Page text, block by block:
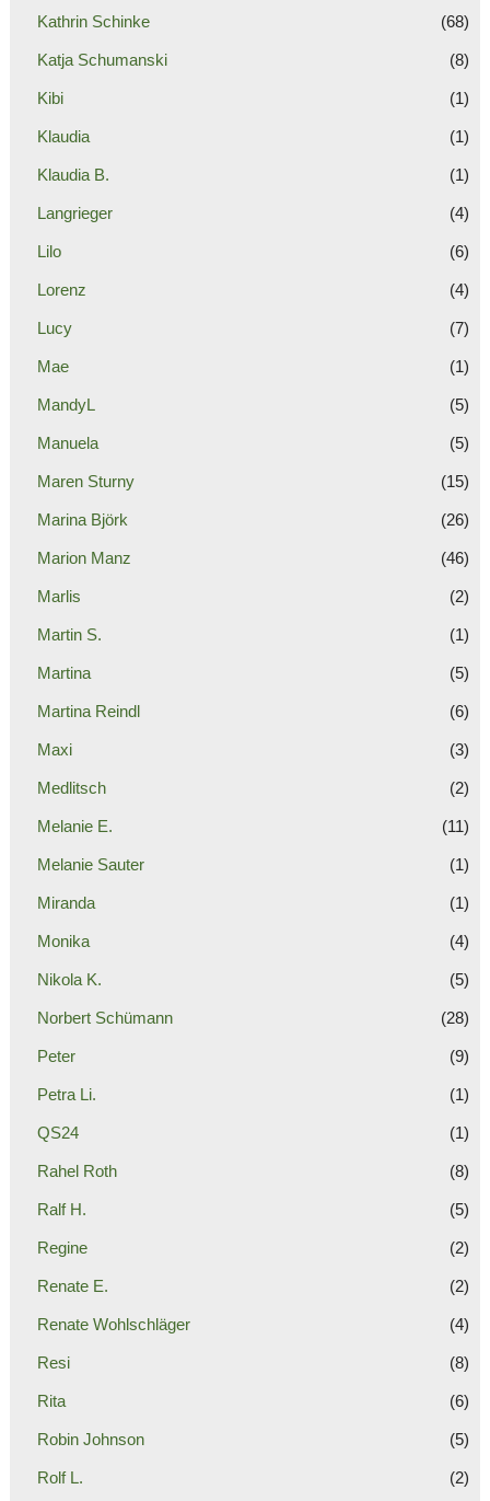
Kathrin Schinke (68)
Katja Schumanski (8)
Kibi (1)
Klaudia (1)
Klaudia B. (1)
Langrieger (4)
Lilo (6)
Lorenz (4)
Lucy (7)
Mae (1)
MandyL (5)
Manuela (5)
Maren Sturny (15)
Marina Björk (26)
Marion Manz (46)
Marlis (2)
Martin S. (1)
Martina (5)
Martina Reindl (6)
Maxi (3)
Medlitsch (2)
Melanie E. (11)
Melanie Sauter (1)
Miranda (1)
Monika (4)
Nikola K. (5)
Norbert Schümann (28)
Peter (9)
Petra Li. (1)
QS24 (1)
Rahel Roth (8)
Ralf H. (5)
Regine (2)
Renate E. (2)
Renate Wohlschläger (4)
Resi (8)
Rita (6)
Robin Johnson (5)
Rolf L. (2)